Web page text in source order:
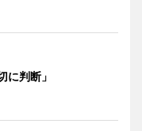
に判断」